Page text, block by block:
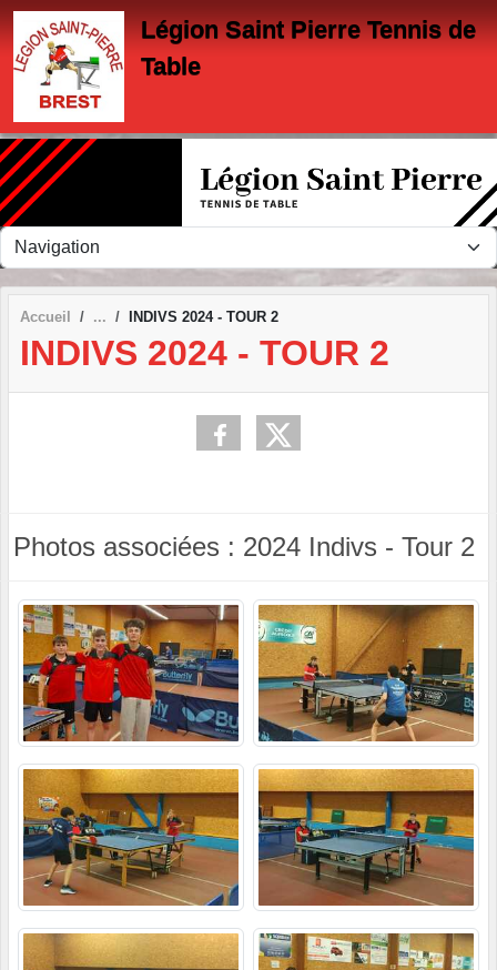
Légion Saint Pierre Tennis de
Table
Accueil INDIVS 2024 - TOUR 2
INDIVS 2024 - TOUR 2
Photos associées : 2024 Indivs - Tour 2
Panneau de gestion des cookies